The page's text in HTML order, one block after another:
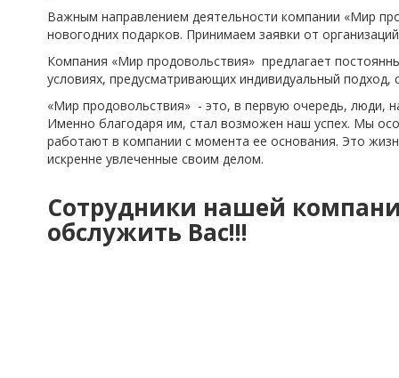
Важным направлением деятельности компании «Мир
новогодних подарков. Принимаем заявки от
Компания «Мир продовольствия» предлагает
условиях, предусматривающих индивидуальный подход,
«Мир продовольствия» - это, в первую очередь, люди,
Именно благодаря им, стал возможен наш успех. Мы
работают в компании с момента ее основания. Это
искренне увлеченные своим делом.
Сотрудники нашей
обслужить Вас!!!